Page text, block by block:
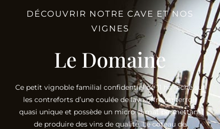
DÉCOUVRIR NOTRE CAVE ET NOS
VIGNES
Le Domaine
Ce petit vignoble familial confidentiel de 11 ha niché sur
les contreforts d’une coulée de lave offre un terroir
quasi unique et possède un micro climat permettant
de produire des vins de qualité. Le coteau de